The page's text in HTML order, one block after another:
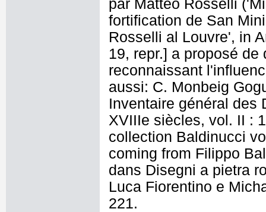
par Matteo Rosselli
fortification de San
Rosselli al Louvre', in
19, repr.] a proposé
reconnaissant
aussi: C. Monbeig
Inventaire général des
XVIIIe siècles, vol. II :
collection Baldinucci
coming from Filippo
dans Disegni a pietra
Luca Fiorentino e
221.